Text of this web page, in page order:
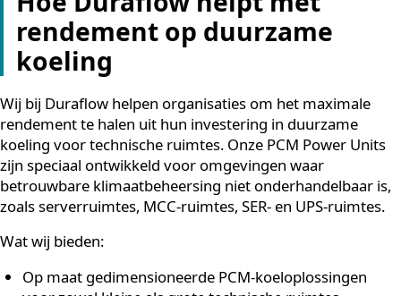
Modbus TCP/IP of hardware-signalen. Zo heb je
realtime inzicht in temperaturen, filtertoestand en
systeemstatus, zonder dat je aparte
Plan jaarlijks onderhoud in:Hoewel het systeem
onderhoudsarm is, zorgt jaarlijkse
sensorkalibratie voor optimale werking en
het onverwachte storingen.
Kies voor modulaire uitbreiding:Door te starten
met de juiste basisopstelling en modulair uit te
als de koelbehoefte groeit, blijft de investering in
verhouding tot de behoefte.